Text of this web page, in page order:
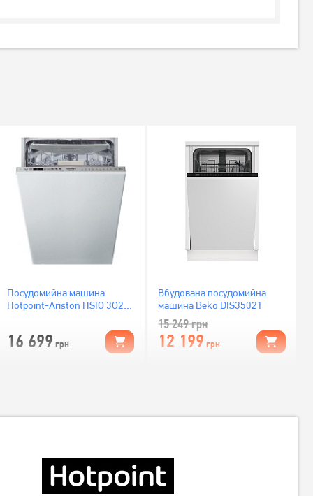
Посудомийна машина
Hotpoint-Ariston HSIO 3O23
16 699 грн
Вбудована посудомийна
машина Beko DIS35021
15 249грн
12 199 грн